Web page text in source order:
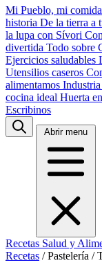
Mi Pueblo, mi comida
historia De la tierra a
la lupa con Sívori
divertida Todo sobre
Ejercicios saludables
Utensilios caseros
alimentamos
cocina ideal Huerta
Escribinos
Abrir menu
Recetas Salud y
Recetas / Pastelería /